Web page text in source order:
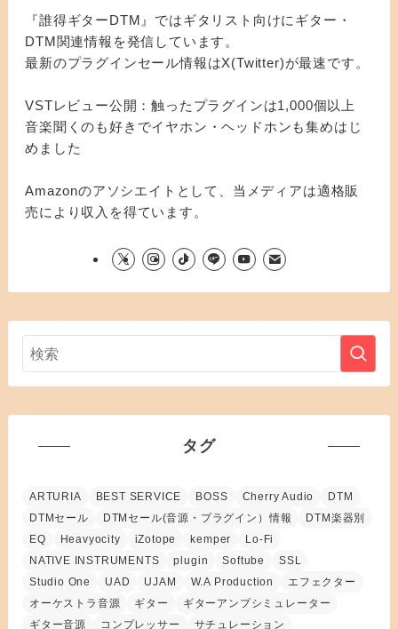
『誰得ギターDTM』ではギタリスト向けにギター・
DTM関連情報を発信しています。
最新のプラグインセール情報はX(Twitter)が最速です。
VSTレビュー公開：触ったプラグインは1,000個以上
音楽聞くのも好きでイヤホン・ヘッドホンも集めはじ
めました
Amazonのアソシエイトとして、当メディアは適格販
売により収入を得ています。
タグ
ARTURIA BEST SERVICE BOSS Cherry Audio
DTM
DTMセール
DTMセール(音源・プラグイン）情報
DTM楽器別
EQ
Heavyocity iZotope kemper
Lo-Fi
NATIVE INSTRUMENTS
plugin Softube
SSL
Studio One
UAD UJAM W.A Production
エフェクター
オーケストラ音源
ギター
ギターアンプシミュレーター
ギター音源
コンプレッサー
サチュレーション